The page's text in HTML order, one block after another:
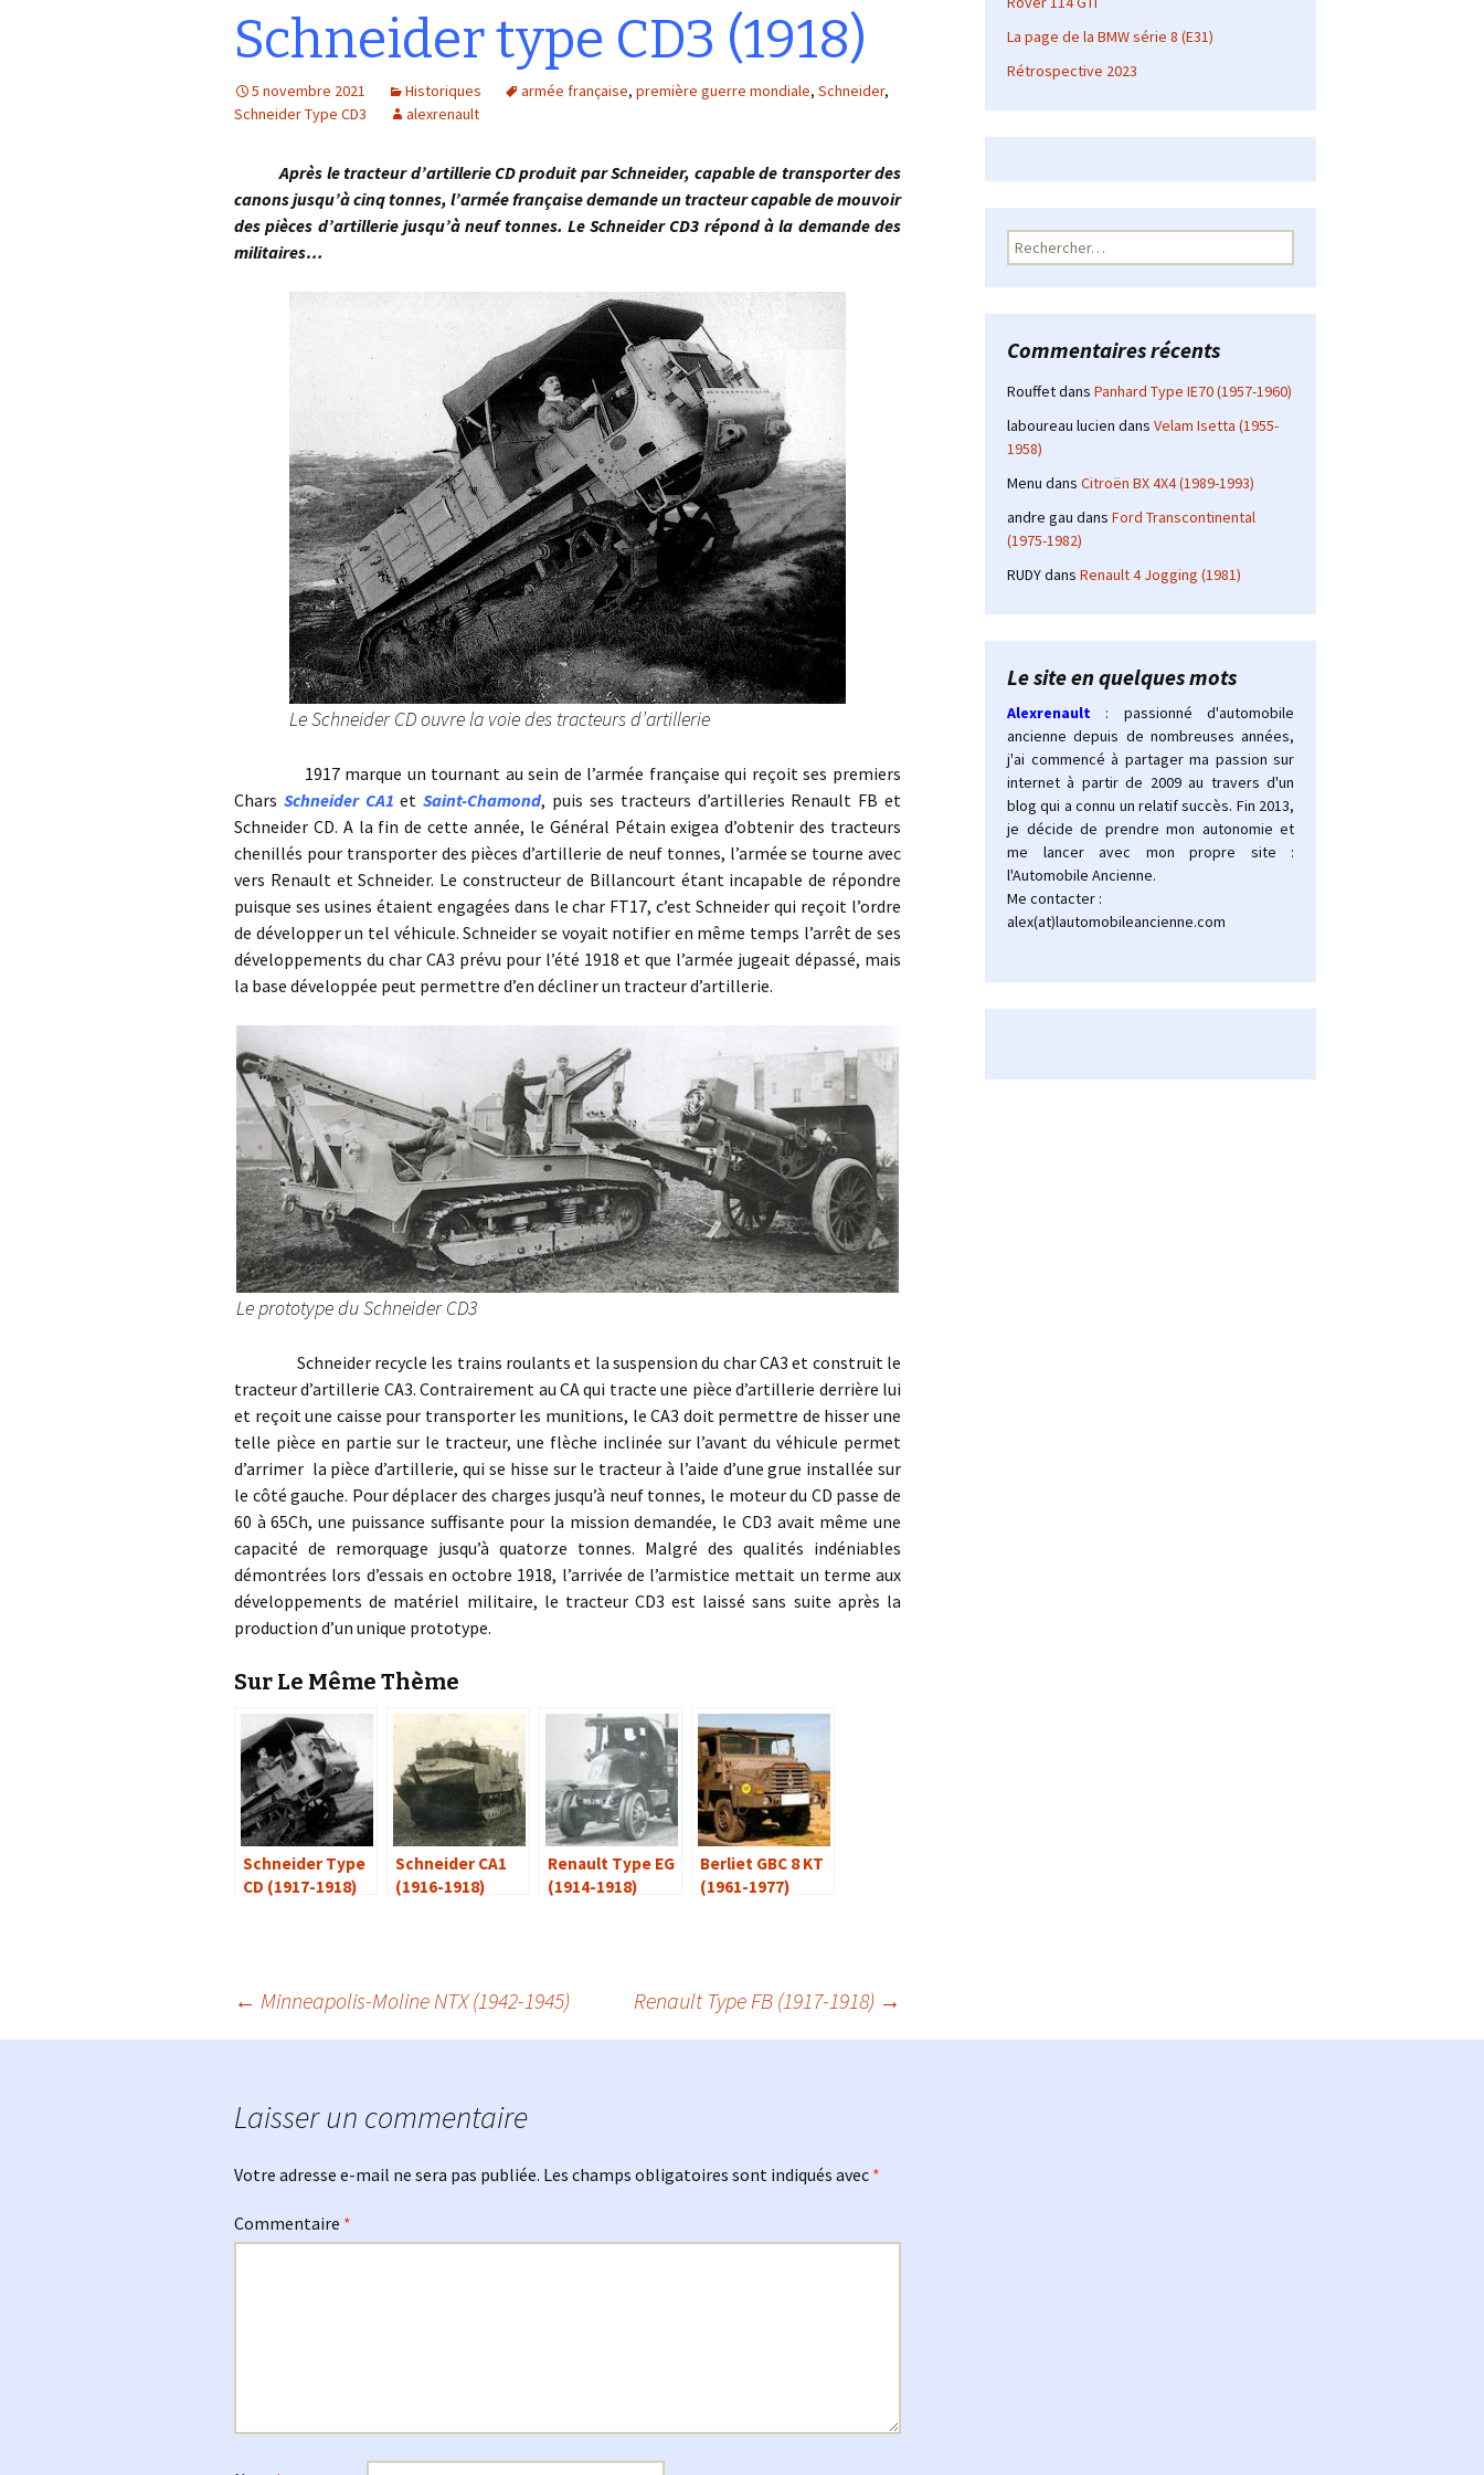
Schneider type CD3 (1918)
5 novembre 2021 Historiques armée française, première guerre mondiale, Schneider,
Schneider Type CD3
alexrenault
Après le tracteur d’artillerie CD produit par Schneider, capable de transporter des
canons jusqu’à cinq tonnes, l’armée française demande un tracteur capable de mouvoir
des pièces d’artillerie jusqu’à neuf tonnes. Le Schneider CD3 répond à la demande des
militaires…
Le Schneider CD ouvre la voie des tracteurs d’artillerie
1917 marque un tournant au sein de l’armée française qui reçoit ses premiers
Chars Schneider CA1 etSaint-Chamond, puis ses tracteurs d’artilleries Renault FB et
Schneider CD. A la fin de cette année, le Général Pétain exigea d’obtenir des tracteurs
chenillés pour transporter des pièces d’artillerie de neuf tonnes, l’armée se tourne avec
vers Renault et Schneider. Le constructeur de Billancourt étant incapable de répondre
puisque ses usines étaient engagées dans le char FT17, c’est Schneider qui reçoit l’ordre
de développer un tel véhicule. Schneider se voyait notifier en même temps l’arrêt de ses
développements du char CA3 prévu pour l’été 1918 et que l’armée jugeait dépassé, mais
la base développée peut permettre d’en décliner un tracteur d’artillerie.
Le prototype du Schneider CD3
Schneider recycle les trains roulants et la suspension du char CA3 et construit le
tracteur d’artillerie CA3. Contrairement au CA qui tracte une pièce d’artillerie derrière lui
et reçoit une caisse pour transporter les munitions, le CA3 doit permettre de hisser une
telle pièce en partie sur le tracteur, une flèche inclinée sur l’avant du véhicule permet
d’arrimer la pièce d’artillerie, qui se hisse sur le tracteur à l’aide d’une grue installée sur
le côté gauche. Pour déplacer des charges jusqu’à neuf tonnes, le moteur du CD passe de
60 à 65Ch, une puissance suffisante pour la mission demandée, le CD3 avait même une
capacité de remorquage jusqu’à quatorze tonnes. Malgré des qualités indéniables
démontrées lors d’essais en octobre 1918, l’arrivée de l’armistice mettait un terme aux
développements de matériel militaire, le tracteur CD3 est laissé sans suite après la
production d’un unique prototype.
Sur Le Même Thème
Schneider Type
CD (1917-1918)
Schneider CA1
(1916-1918)
Renault Type EG
(1914-1918)
Berliet GBC 8 KT
(1961-1977)
Navigation
← Minneapolis-Moline NTX (1942-1945) Renault Type FB (1917-1918) →
Laisser un commentaire
Votre adresse e-mail ne sera pas publiée. Les champs obligatoires sont indiqués avec *
Commentaire *
La page de la BMW série 8 (E31)
Rétrospective 2023
Rechercher :
Commentaires récents
Rouffetdans Panhard Type IE70 (1957-1960)
laboureau lucien dans Velam Isetta (1955-
1958)
Menu dans Citroën BX 4X4 (1989-1993)
andre gau dans Ford Transcontinental
(1975-1982)
RUDYdans Renault 4 Jogging (1981)
Le site en quelques mots
Alexrenault
: passionné d'automobile
ancienne depuis de nombreuses années,
j'ai commencé à partager ma passion sur
internet à partir de 2009 au travers d'un
blog qui a connu un relatif succès. Fin 2013,
je décide de prendre mon autonomie et
me lancer avec mon propre site :
l'Automobile Ancienne.
Me contacter :
alex(at)lautomobileancienne.com